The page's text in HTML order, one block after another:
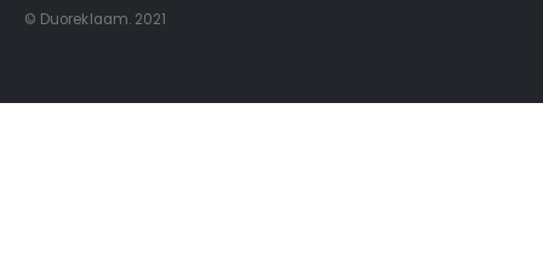
© Duoreklaam. 2021